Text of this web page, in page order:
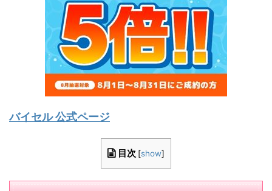
バイセル 公式ページ
目次 [show]